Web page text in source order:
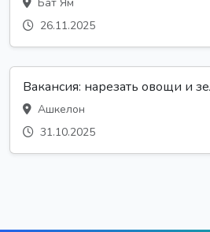
26.11.2025
Вакансия: нарезать овощи и
Ашкелон
31.10.2025